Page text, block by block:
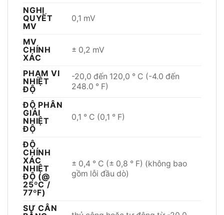
NGHỊ
QUYẾT
MV
0,1 mV
MV
CHÍNH
XÁC
± 0,2 mV
PHẠM VI
NHIỆT
ĐỘ
-20,0 đến 120,0 ° C (-4.0 đến
248.0 ° F)
ĐỘ PHÂN
GIẢI
NHIỆT
ĐỘ
0,1 ° C (0,1 ° F)
ĐỘ
CHÍNH
XÁC
NHIỆT
ĐỘ (@
25ºC /
77ºF)
± 0,4 ° C (± 0,8 ° F) (không bao
gồm lỗi đầu dò)
SỰ CÂN